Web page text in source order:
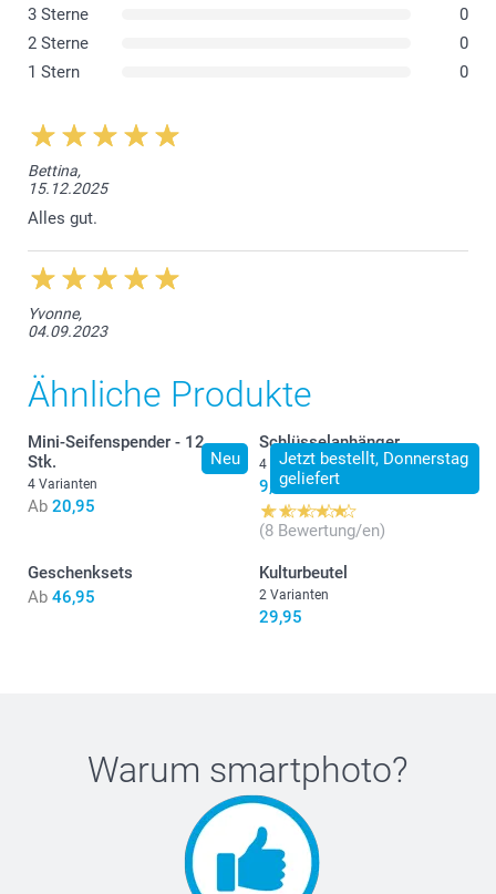
3 Sterne
0
2 Sterne
0
1 Stern
0
Bettina,
15.12.2025
Alles gut.
Yvonne,
04.09.2023
Ähnliche Produkte
Neu
Mini-Seifenspender - 12
Stk.
4 Varianten
Ab 20,95
Jetzt bestellt, Donnerstag
geliefert
Schlüsselanhänger
4 Varianten
9,90
(8 Bewertung/en)
Geschenksets
Ab 46,95
Kulturbeutel
2 Varianten
29,95
Warum smartphoto?